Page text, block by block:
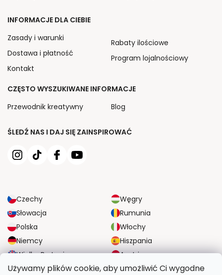
Używamy plików cookie, aby umożliwić Ci wygodne
ŚLEDŹ NAS I DAJ SIĘ ZAINSPIROWAĆ
Czechy
Węgry
Słowacja
Rumunia
Polska
Włochy
Niemcy
Hiszpania
Wielka Brytania
Austria
INFORMACJE DLA CIEBIE
Zasady i warunki
Dostawa i płatność
Kontakt
Rabaty ilościowe
Program lojalnościowy
CZĘSTO WYSZUKIWANE INFORMACJE
Przewodnik kreatywny
Blog